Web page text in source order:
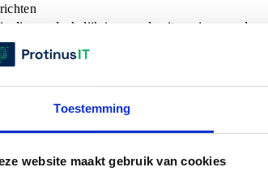
Toestemming
website maakt gebruik van cookies
die noodzakelijk is voor de uitvoering van de
met u
leveren van service (zoals bij RMA’s)
(zoals fiscale bewaartermijnen)
bij ons bent en zolang dat noodzakelijk is
uw gegevens veilig verwijderd.